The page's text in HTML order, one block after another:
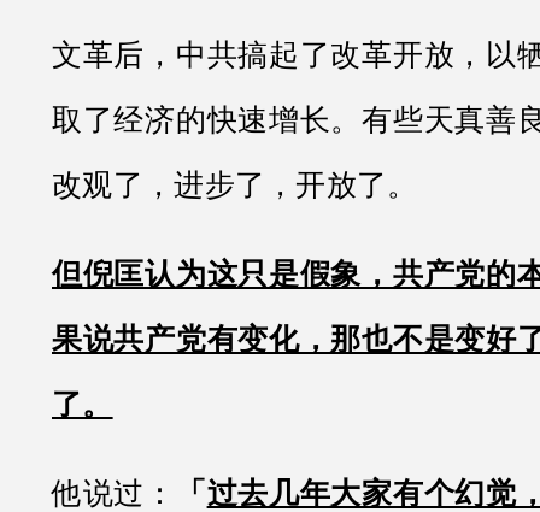
文革后，中共搞起了改革开放，以
取了经济的快速增长。有些天真善
改观了，进步了，开放了。
但倪匡认为这只是假象，共产党的
果说共产党有变化，那也不是变好
了。
他说过： 「 过去几年大家有个幻觉